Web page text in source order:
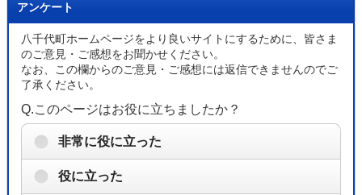
アンケート
八千代町ホームページをより良いサイトにするために、皆さま
のご意見・ご感想をお聞かせください。
なお、この欄からのご意見・ご感想には返信できませんのでご
了承ください。
Q.このページはお役に立ちましたか？
非常に役に立った
役に立った